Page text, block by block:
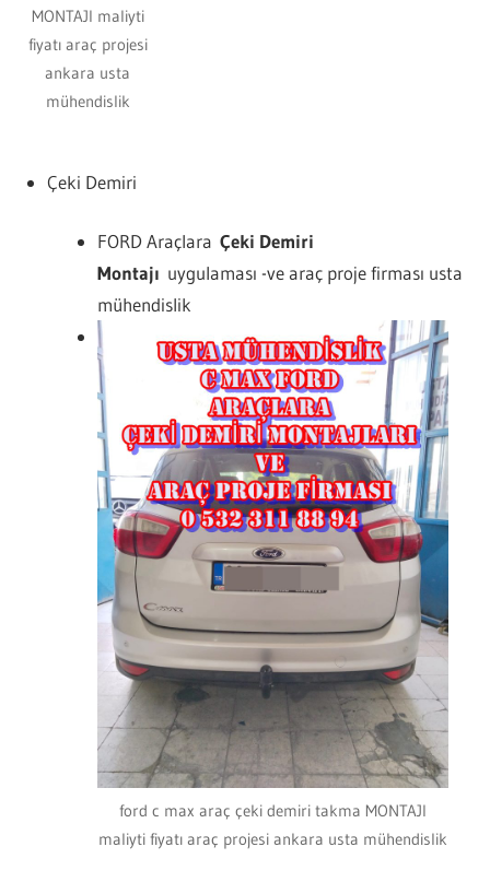
MONTAJI maliyti
fiyatı araç projesi
ankara usta
mühendislik
Çeki Demiri
FORD AraçlaraÇeki Demiri
Montajı uygulaması -ve araç proje firması usta
mühendislik
ford c max araç çeki demiri takma MONTAJI
maliyti fiyatı araç projesi ankara usta mühendislik